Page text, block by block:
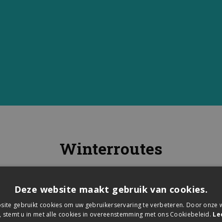
Winterroutes
2024-2025. Te verkrijgen in
Deze website maakt gebruik van cookies.
gebruikt cookies om uw gebruikerservaring te verbeteren. Door onze
stemt u in met alle cookies in overeenstemming met ons Cookiebeleid.